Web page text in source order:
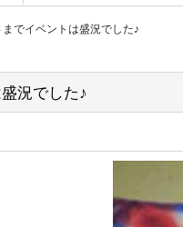
までイベントは盛況でした♪
況でした♪